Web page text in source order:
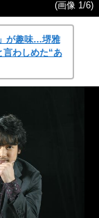
(画像 1/6)
が趣味…堺雅
言わしめた“あ